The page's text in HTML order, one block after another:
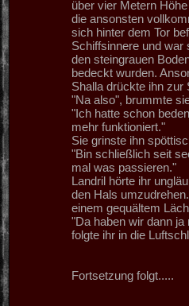
über vier Metern
die ansonsten
sich hinter dem Tor
Schiffsinnere und war
den steingrauen
bedeckt wurden.
Shalla drückte ihn zur
"Na also", brummte
"Ich hatte schon
mehr funktioniert."
Sie grinste ihn
"Bin schließlich seit
mal was passieren."
Landril hörte ihr
den Hals
einem gequältem
"Da haben wir dann
folgte ihr in die
Fortsetzung folgt.....